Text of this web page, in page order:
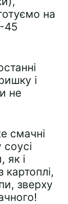
на
45
і
не
смачні
як і
картоплі,
зверху